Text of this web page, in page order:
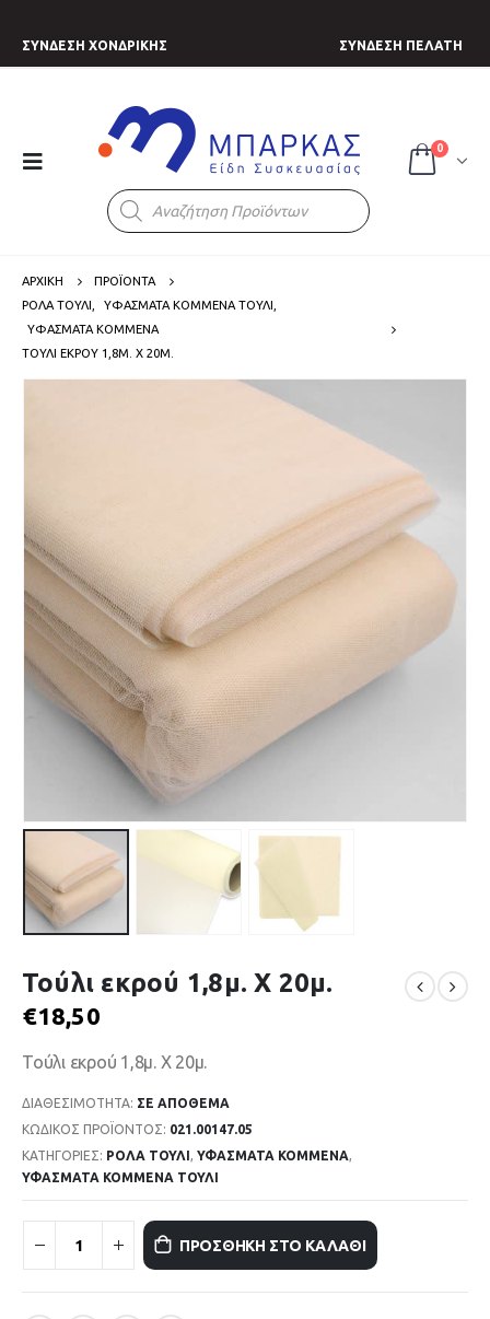
ΣΥΝΔΕΣΗ ΧΟΝΔΡΙΚΗΣ ΣΥΝΔΕΣΗ ΠΕΛΑΤΗ
Products
search
0
ΑΡΧΙΚΗ
ΠΡΟΪΟΝΤΑ
ΡΟΛΑ ΤΟΥΛΙ
ΥΦΑΣΜΑΤΑ ΚΟΜΜΕΝΑ ΤΟΥΛΙ
ΥΦΑΣΜΑΤΑ ΚΟΜΜΕΝΑ
ΤΟΎΛΙ ΕΚΡΟΎ 1,8Μ. Χ 20Μ.
Τούλι εκρού 1,8μ. Χ 20μ.
€18,50
Τούλι εκρού 1,8μ. Χ 20μ.
ΔΙΑΘΕΣΙΜΌΤΗΤΑ: ΣΕ ΑΠΌΘΕΜΑ
ΚΩΔΙΚΌΣ ΠΡΟΪΌΝΤΟΣ: 021.00147.05
ΚΑΤΗΓΟΡΊΕΣ: ΡΟΛΑ ΤΟΥΛΙ, ΥΦΑΣΜΑΤΑ ΚΟΜΜΕΝΑ,
ΥΦΑΣΜΑΤΑ ΚΟΜΜΕΝΑ ΤΟΥΛΙ
ΠΡΟΣΘΉΚΗ ΣΤΟ ΚΑΛΆΘΙ